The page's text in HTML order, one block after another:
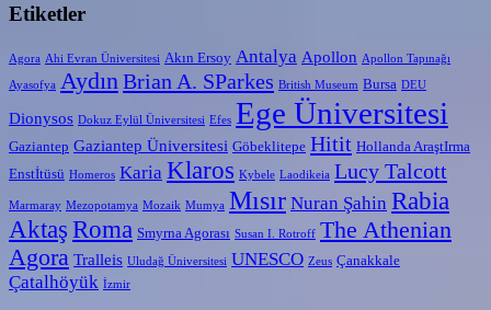
Etiketler
Agora Ahi Evran Üniversitesi Akın Ersoy Antalya Apollon Apollon Tapınağı
Ayasofya AydınBrian A. SParkes British Museum Bursa DEU
Dionysos Dokuz Eylül Üniversitesi Efes Ege Üniversitesi
Gaziantep Gaziantep Üniversitesi Göbeklitepe Hitit Hollanda AraştIrma
Enstİtüsü Homeros Karia Klaros Kybele Laodikeia Lucy Talcott
Marmaray Mezopotamya Mozaik Mumya Mısır Nuran Şahin Rabia
Aktaş Roma Smyrna Agorası Susan I. Rotroff The Athenian
Agora Tralleis Uludağ Üniversitesi UNESCO Zeus Çanakkale
Çatalhöyük İzmir